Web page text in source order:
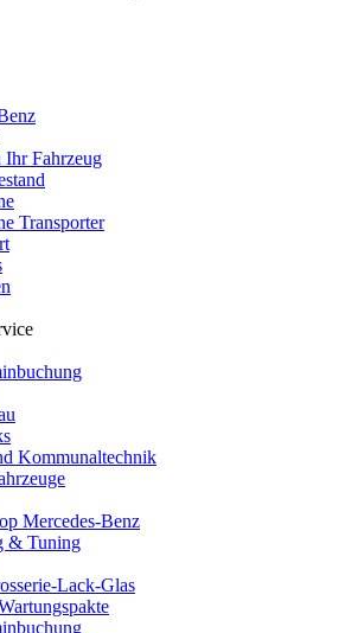
Fahrzeug
Transporter
Kommunaltechnik
Mercedes-Benz
& Tuning
Lack-Glas